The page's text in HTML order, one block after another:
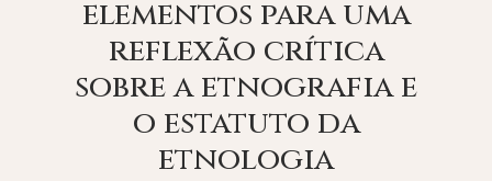
elementos para uma
reflexão crítica
sobre a etnografia e
o estatuto da
etnologia